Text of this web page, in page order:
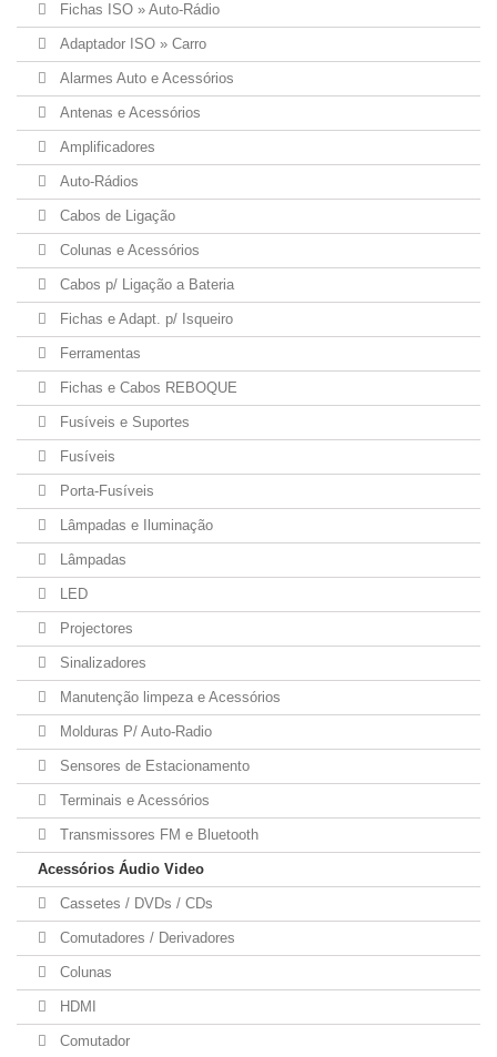
Fichas ISO » Auto-Rádio
Adaptador ISO » Carro
Alarmes Auto e Acessórios
Antenas e Acessórios
Amplificadores
Auto-Rádios
Cabos de Ligação
Colunas e Acessórios
Cabos p/ Ligação a Bateria
Fichas e Adapt. p/ Isqueiro
Ferramentas
Fichas e Cabos REBOQUE
Fusíveis e Suportes
Fusíveis
Porta-Fusíveis
Lâmpadas e Iluminação
Lâmpadas
LED
Projectores
Sinalizadores
Manutenção limpeza e Acessórios
Molduras P/ Auto-Radio
Sensores de Estacionamento
Terminais e Acessórios
Transmissores FM e Bluetooth
Acessórios Áudio Video
Cassetes / DVDs / CDs
Comutadores / Derivadores
Colunas
HDMI
Comutador